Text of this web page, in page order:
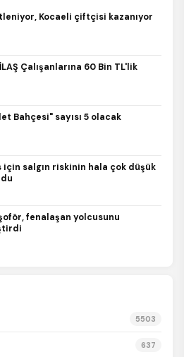
Kocaeli çiftçisi kazanıyor
Çalışanlarına 60 Bin TL'lik
Bahçesi" sayısı 5 olacak
için salgın riskinin hala çok düşük
fenalaşan yolcusunu
5503
637